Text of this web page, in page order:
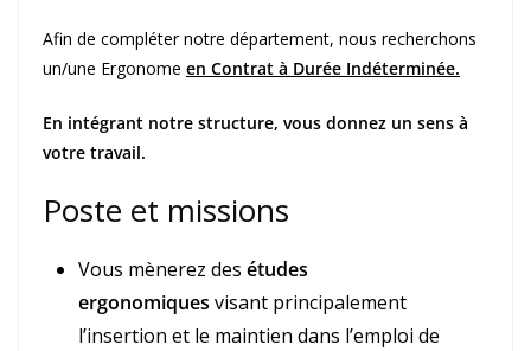
Afin de compléter notre département, nous recherchons
un/une Ergonome en Contrat à Durée Indéterminée.
En intégrant notre structure, vous donnez un sens à
votre travail.
Poste et missions
Vous mènerez des études
ergonomiques visant principalement
l’insertion et le maintien dans l’emploi de